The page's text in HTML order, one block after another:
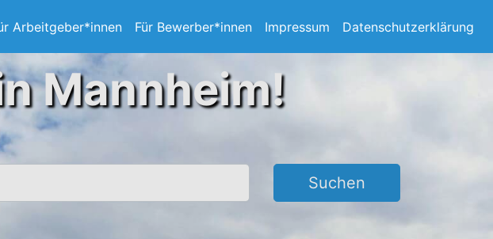
Arbeitgeber*innen Für Bewerber*innen Impressum Datenschutzerklärung
Mannheim!
Suchen